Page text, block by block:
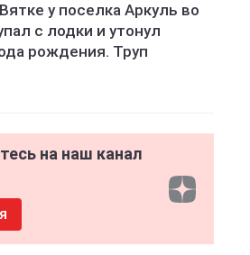
у поселка Аркуль во
с лодки и утонул
рождения. Труп
на наш канал